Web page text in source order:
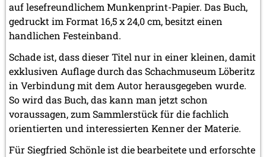
auf lesefreundlichem Munkenprint-Papier. Das Buch,
gedruckt im Format 16,5 x 24,0 cm, besitzt einen
handlichen Festeinband.
Schade ist, dass dieser Titel nur in einer kleinen, damit
exklusiven Auflage durch das Schachmuseum Löberitz
in Verbindung mit dem Autor herausgegeben wurde.
So wird das Buch, das kann man jetzt schon
voraussagen, zum Sammlerstück für die fachlich
orientierten und interessierten Kenner der Materie.
Für Siegfried Schönle ist die bearbeitete und erforschte